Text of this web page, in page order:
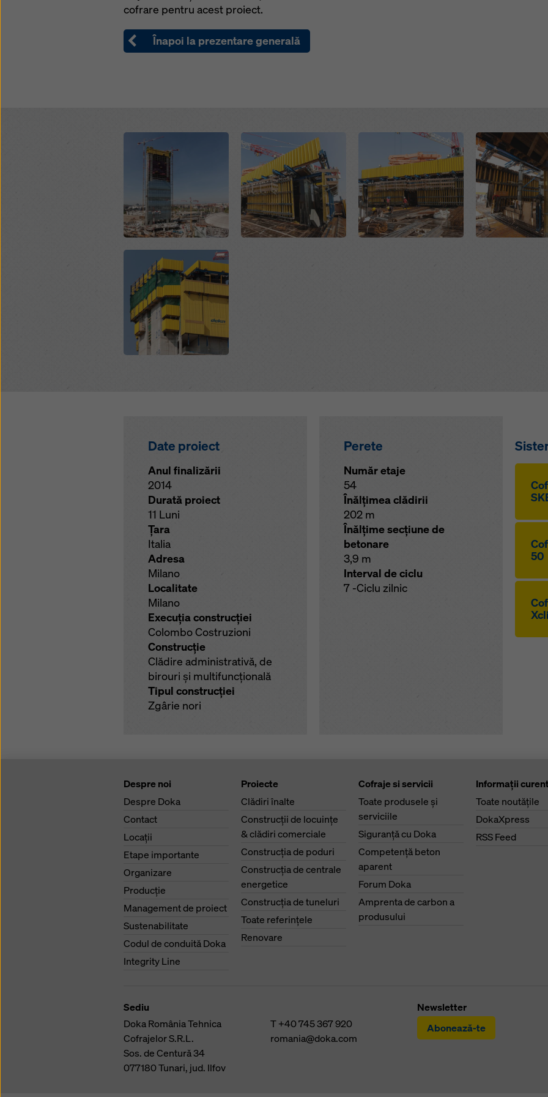
cofrare pentru acest proiect.
Înapoi la prezentare generală
Open Open Open
Open
Date proiect
Anul finalizării
2014
Durată proiect
11 Luni
Ţara
Italia
Adresa
Milano
Localitate
Milano
Execuţia construcţiei
Colombo Costruzioni
Construcţie
Clădire administrativă, de
birouri şi multifuncţională
Tipul construcţiei
Zgârie nori
Perete
Număr etaje
54
Înălţimea clădirii
202 m
Înălţime secţiune de
betonare
3,9 m
Interval de ciclu
7 -Ciclu zilnic
50
Despre noi
Despre Doka
Contact
Locaţii
Etape importante
Organizare
Producţie
Management de proiect
Sustenabilitate
Codul de conduită Doka
Integrity Line
Proiecte
Clădiri înalte
Construcţii de locuinţe
& clădiri comerciale
Construcţia de poduri
Construcţia de centrale
energetice
Construcţia de tuneluri
Toate referinţele
Renovare
Cofraje si servicii
Toate produsele şi
serviciile
Siguranţă cu Doka
Competenţă beton
aparent
Forum Doka
Amprenta de carbon a
produsului
Informaţii
Toate noutăţile
DokaXpress
RSS Feed
Sediu
Doka România Tehnica
Cofrajelor S.R.L.
Sos. de Centură 34
077180Tunari, jud. Ilfov
T+40 745 367 920
romania@doka.com
Newsletter
Abonează-te